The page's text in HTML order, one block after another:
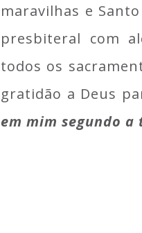
maravilhas e
presbiteral com
todos os
gratidão a Deus
em mim segundo a